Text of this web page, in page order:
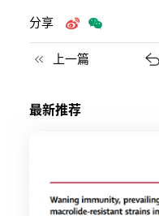
分享
上一篇
最新推荐